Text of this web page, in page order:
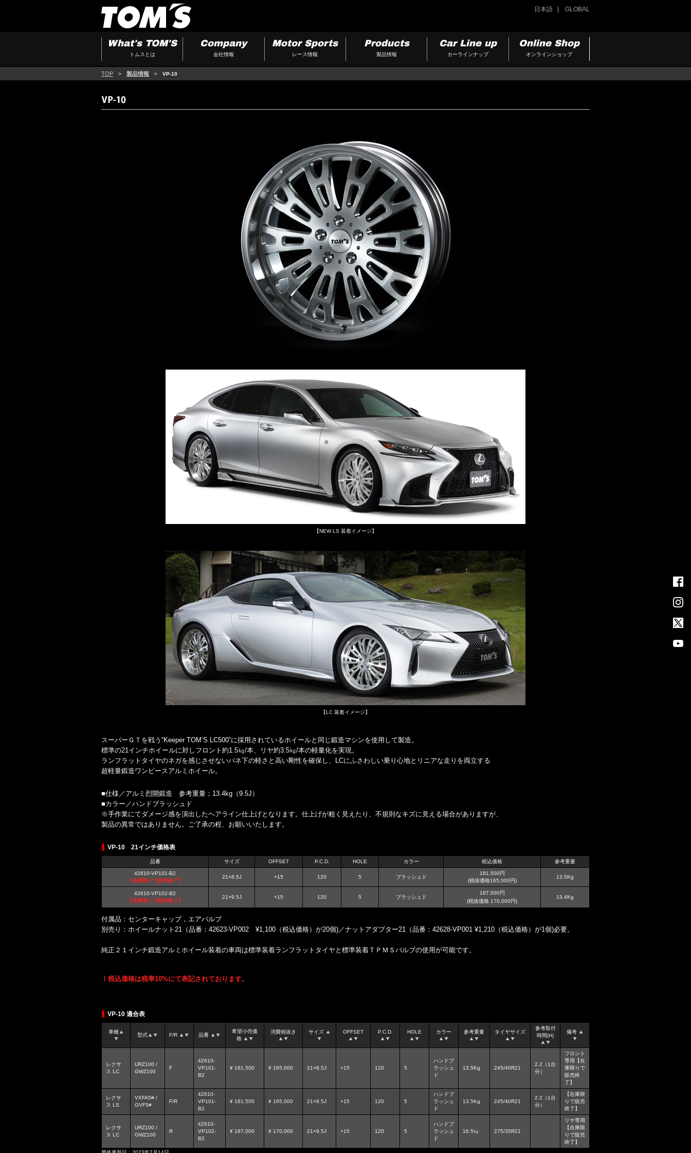
日本語 GLOBAL
What's TOM'S
トムスとは
Company
会社情報
Motor Sports
レース情報
Products
製品情報
Car Line up
カーラインナップ
Online Shop
オンラインショップ
TOP > 製品情報 > VP-10
【NEW LS 装着イメージ】
【LC 装着イメージ】
スーパーＧＴを戦う“Keeper TOM’S LC500”に採用されているホイールと同じ鍛造マシンを使用して製造。
標準の21インチホイールに対しフロント約1.5㎏/本、リヤ約3.5㎏/本の軽量化を実現。
ランフラットタイヤのネガを感じさせないバネ下の軽さと高い剛性を確保し、LCにふさわしい乗り心地とリニアな走りを両立する
超軽量鍛造ワンピースアルミホイール。
■仕様／アルミ烈開鍛造 参考重量；13.4kg（9.5J）
■カラー／ハンドブラッシュド
※手作業にてダメージ感を演出したヘアライン仕上げとなります。仕上げが粗く見えたり、不規則なキズに見える場合がありますが、
製品の異常ではありません。ご了承の程、お願いいたします。
VP-10 21インチ価格表
品番 サイズ OFFSET P.C.D. HOLE カラー 税込価格 参考重量
42610-VP101-B2
【在庫限りで販売終了】
21×8.5J +15 120 5 ブラッシュド
181,500円
(税抜価格165,000円)
13.5Kg
42610-VP102-B2
【在庫限りで販売終了】
21×9.5J +15 120 5 ブラッシュド
187,000円
(税抜価格 170,000円)
13.4Kg
付属品：センターキャップ，エアバルブ
別売り：ホイールナット21（品番：42623-VP002 ¥1,100（税込価格）が20個)／ナットアダプター21（品番：42628-VP001 ¥1,210（税込価格）が1個)必要。
純正２１インチ鍛造アルミホイール装着の車両は標準装着ランフラットタイヤと標準装着ＴＰＭＳバルブの使用が可能です。
！税込価格は税率10%にて表記されております。
VP-10 適合表
車種
型式 F/R 品番
希望小売価
格
消費税抜き サイズ OFFSET P.C.D. HOLE カラー 参考重量 タイヤサイズ
参考取付
時間(H)
備考
レクサ
ス LC
URZ100 /
GWZ100
F
42610-
VP101-
B2
¥ 181,500 ¥ 165,000 21×8.5J +15 120 5
ハンドブ
ラッシュ
ド
13.5Kg 245/40R21
2.2（1台
分）
フロント
専用【在
庫限りで
販売終
了】
レクサ
ス LS
VXFA5# /
GVF5#
F/R
42610-
VP101-
B2
¥ 181,500 ¥ 165,000 21×8.5J +15 120 5
ハンドブ
ラッシュ
ド
13.5Kg 245/40R21
2.2（1台
分）
【在庫限
りで販売
終了】
レクサ
ス LC
URZ100 /
GWZ100
R
42610-
VP102-
B2
¥ 187,000 ¥ 170,000 21×9.5J +15 120 5
ハンドブ
ラッシュ
ド
16.5㎏ 275/35R21
リヤ専用
【在庫限
りで販売
終了】